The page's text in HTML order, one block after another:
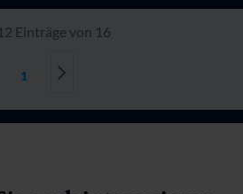
Einträge von 16
1